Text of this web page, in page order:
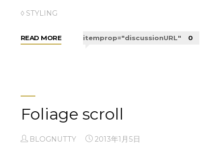
◊ STYLING
READ MORE"C
N
itemprop="discussionURL" 0
Foliage scroll
BLOGNUTTY 2013年1月5日